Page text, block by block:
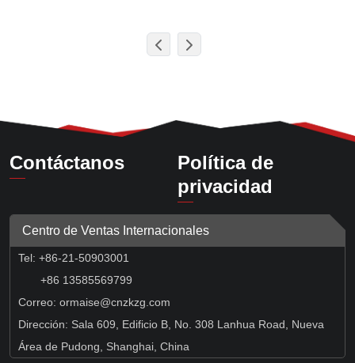
Contáctanos
Política de
privacidad
Centro de Ventas Internacionales
Tel: +86-21-50903001
+86 13585569799
Correo: ormaise@cnzkzg.com
Dirección: Sala 609, Edificio B, No. 308 Lanhua Road, Nueva
Área de Pudong, Shanghai, China